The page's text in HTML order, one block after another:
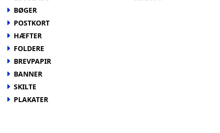
BØGER
POSTKORT
HÆFTER
FOLDERE
BREVPAPIR
BANNER
SKILTE
PLAKATER